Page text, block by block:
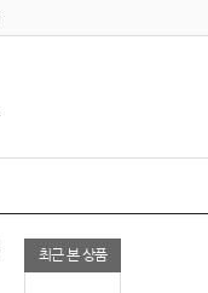
최근 본 상품